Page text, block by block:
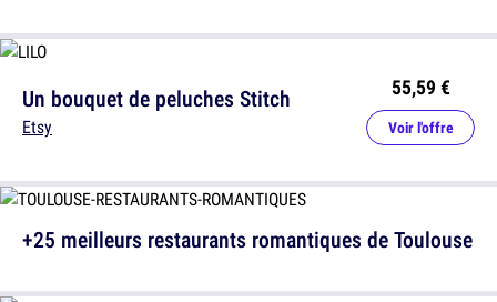
Un bouquet de peluches Stitch
Etsy
55,59 €
Voir l'offre
+25 meilleurs restaurants romantiques de Toulouse